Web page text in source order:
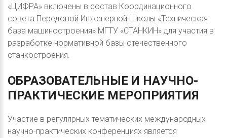
«ЦИФРА» включены в состав Координационного
совета Передовой Инженерной Школы «Техническая
база машиностроения» МГТУ «СТАНКИН» для участия в
разработке нормативной базы отечественного
станкостроения.
ОБРАЗОВАТЕЛЬНЫЕ И НАУЧНО-
ПРАКТИЧЕСКИЕ МЕРОПРИЯТИЯ
Участие в регулярных тематических международных
научно-практических конференциях является